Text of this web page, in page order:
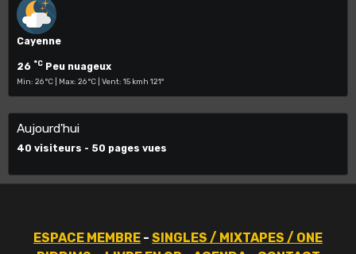
Cayenne
26 °C Peu nuageux
Min: 26 °C | Max: 26 °C | Vent: 15 kmh 121°
Aujourd'hui
40 visiteurs - 50 pages vues
ESPACE MEMBRE - SINGLES / MIXTAPES / ONE